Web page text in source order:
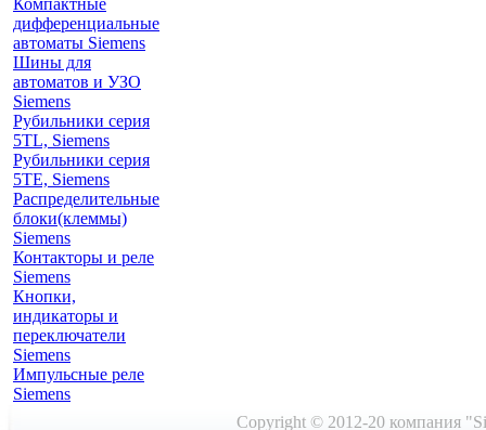
Компактные
дифференциальные
автоматы Siemens
Шины для
автоматов и УЗО
Siemens
Рубильники серия
5TL, Siemens
Рубильники серия
5TE, Siemens
Распределительные
блоки(клеммы)
Siemens
Контакторы и реле
Siemens
Кнопки,
индикаторы и
переключатели
Siemens
Импульсные реле
Siemens
Copyright © 2012-20 компания